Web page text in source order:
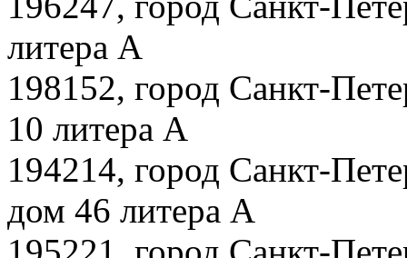
литера А
198152, город Санкт-
10 литера А
194214, город Санкт-
дом 46 литера А